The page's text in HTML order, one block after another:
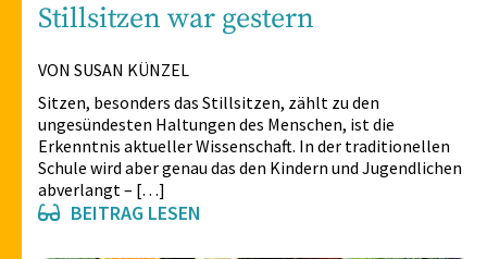
Stillsitzen war gestern
VON SUSAN KÜNZEL
Sitzen, besonders das Stillsitzen, zählt zu den
ungesündesten Haltungen des Menschen, ist die
Erkenntnis aktueller Wissenschaft. In der traditionellen
Schule wird aber genau das den Kindern und Jugendlichen
abverlangt – […]
BEITRAG LESEN